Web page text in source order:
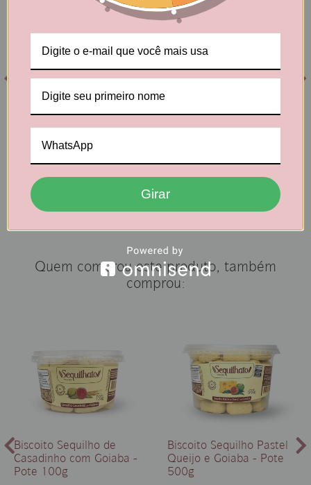
Kit Os Queridinhos – 4
Unidades (Pastel 500g +
Pastel 250g + Queijo
R$ 107,28
via Pagar com
Comprar
Kit Lanche Completo –
24 pouchs de 40g (6x
Pix
Comprar
Quem comprou este produto, também
comprou:
Biscoito Sequilho de
Casadinho com Goiaba -
Pote 100g
Biscoito Sequilho Pastel
Queijo e Goiaba - Pote
500g
Girar